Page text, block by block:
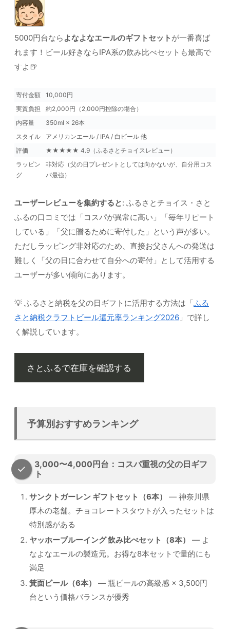
5000円台なら よなよなエールのギフトセット が一番喜ば
れます！ビール好きならIPA系の飲み比べセットも最高で
すよ🍺
寄付金額
10,000円
実質負担
約2,000円（2,000円控除の場合）
内容量
350ml × 26本
スタイル
アメリカンエール / IPA / 白ビール 他
評価
★★★★★ 4.9（ふるさとチョイスレビュー）
ラッピン
グ
非対応（父の日プレゼントとしては向かないが、自分用コス
パ最強）
ユーザーレビューを集約すると: ふるさとチョイス・さと
ふるの口コミでは「コスパが異常に高い」「毎年リピート
している」「父に贈るために寄付した」という声が多い。
ただしラッピング非対応のため、直接お父さんへの発送は
難しく「父の日に合わせて自分への寄付」として活用する
ユーザーが多い傾向にあります。
💡 ふるさと納税を父の日ギフトに活用する方法は「ふる
さと納税クラフトビール還元率ランキング2026 」で詳し
く解説しています。
さとふるで在庫を確認する
予算別おすすめランキング
3,000〜4,000円台：コスパ重視の父の日ギフ
ト
サンクトガーレン ギフトセット（6本）
— 神奈川県
厚木の老舗。チョコレートスタウトが入ったセットは
特別感がある
ヤッホーブルーイング 飲み比べセット（8本）
— よ
なよなエールの製造元。お得な8本セットで量的にも
満足
箕面ビール（6本）
— 瓶ビールの高級感 × 3,500円
台という価格バランスが優秀